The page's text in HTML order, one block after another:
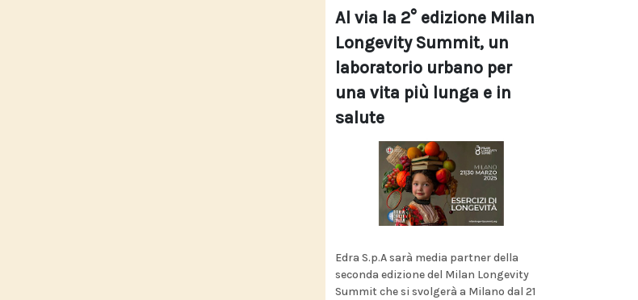
Al via la 2° edizione Milan
Longevity Summit, un
laboratorio urbano per
una vita più lunga e in
salute
Edra S.p.A sarà media partner della
seconda edizione del Milan Longevity
Summit che si svolgerà a Milano dal 21